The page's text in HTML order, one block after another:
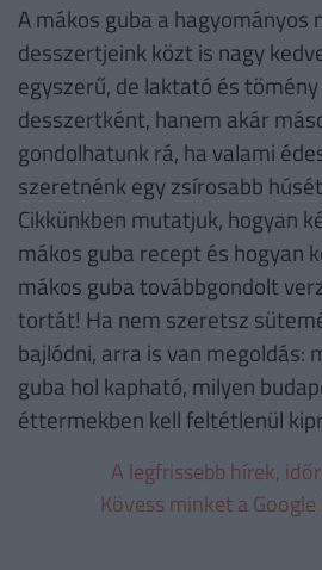
A mákos guba a hagyományos
desszertjeink közt is nagy
egyszerű, de laktató és
desszertként, hanem akár
gondolhatunk rá, ha valami
szeretnénk egy zsírosabb
Cikkünkben mutatjuk, hogyan
mákos guba recept és hogyan
mákos guba továbbgondolt
tortát! Ha nem szeretsz
bajlódni, arra is van megoldás:
guba hol kapható, milyen
éttermekben kell feltétlenül
A legfrissebb hírek,
Kövess minket a